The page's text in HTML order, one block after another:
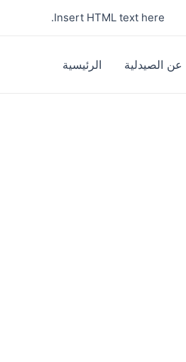
Insert HTML text here.
عن الصيدلية الرئيسية